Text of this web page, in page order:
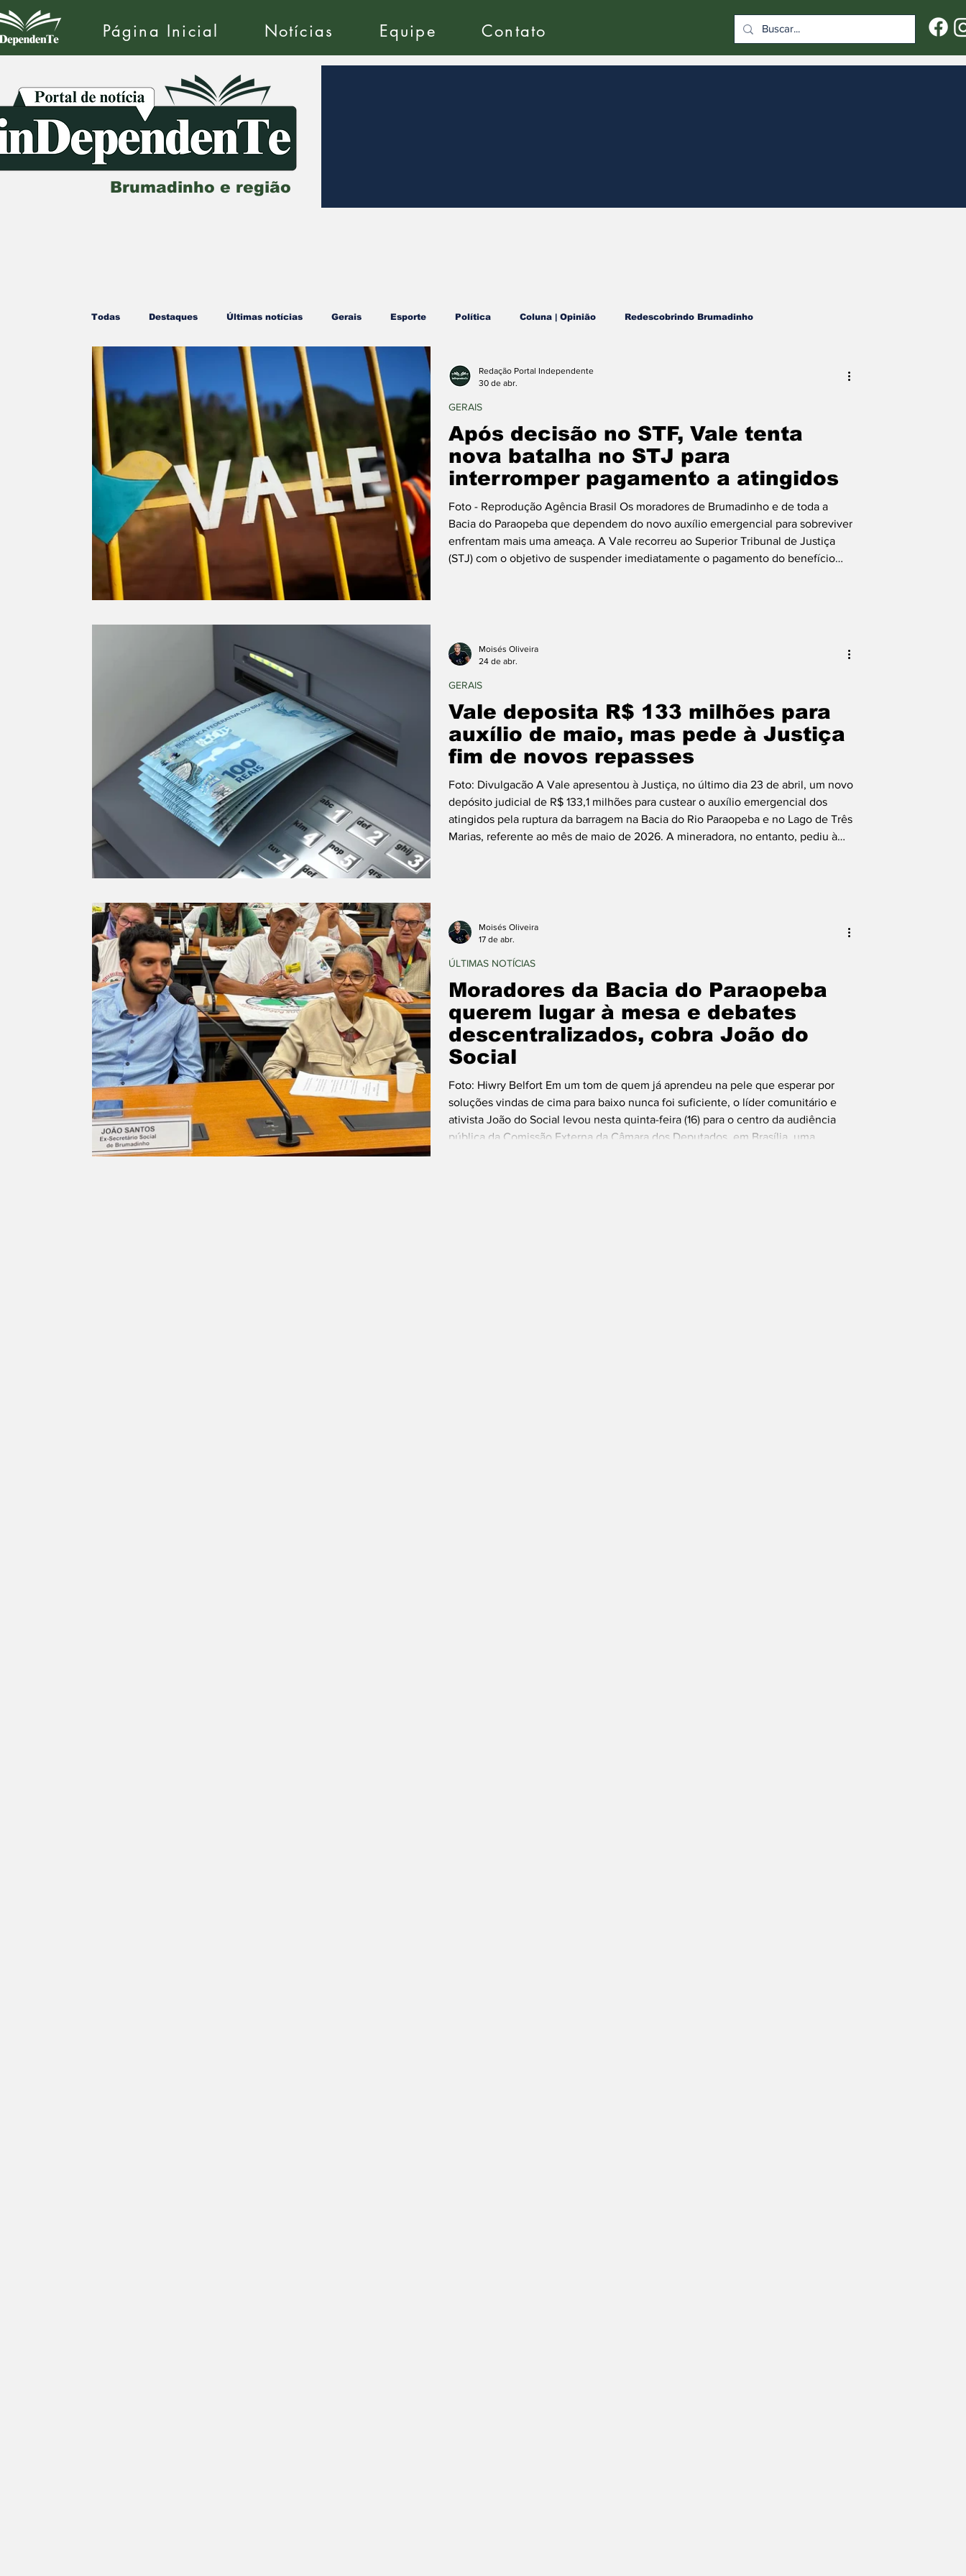
Página Inicial Notícias Equipe Contato
Brumadinho e região
Todas Destaques Últimas notícias Gerais Esporte Política Coluna | Opinião Redescobrindo Brumadinho
Após decisão no STF, Vale tenta
nova batalha no STJ para
interromper pagamento a atingidos
Foto - Reprodução Agência Brasil Os moradores de Brumadinho e de toda a
Bacia do Paraopeba que dependem do novo auxílio emergencial para sobreviver
enfrentam mais uma ameaça. A Vale recorreu ao Superior Tribunal de Justiça
(STJ) com o objetivo de suspender imediatamente o pagamento do benefício
GERAIS
Redação Portal Independente
30 de abr.
Vale deposita R$ 133 milhões para
auxílio de maio, mas pede à Justiça
fim de novos repasses
Foto: Divulgacão A Vale apresentou à Justiça, no último dia 23 de abril, um novo
depósito judicial de R$ 133,1 milhões para custear o auxílio emergencial dos
atingidos pela ruptura da barragem na Bacia do Rio Paraopeba e no Lago de Três
Marias, referente ao mês de maio de 2026. A mineradora, no entanto, pediu à
GERAIS
Moisés Oliveira
24 de abr.
Moradores da Bacia do Paraopeba
querem lugar à mesa e debates
descentralizados, cobra João do
Social
Foto: Hiwry Belfort Em um tom de quem já aprendeu na pele que esperar por
soluções vindas de cima para baixo nunca foi suficiente, o líder comunitário e
ativista João do Social levou nesta quinta-feira (16) para o centro da audiência
pública da Comissão Externa da Câmara dos Deputados, em Brasília, uma
ÚLTIMAS NOTÍCIAS
Moisés Oliveira
17 de abr.